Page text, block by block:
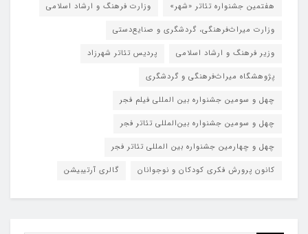
هفتمین جشنواره تئاتر «شهر»
وزارت فرهنگ و ارشاد اسلامی
وزارت میراث‌فرهنگی، گردشگری و صنایع‌دستی
وزیر فرهنگ و ارشاد اسلامی
پردیس تئاتر شهرزاد
پژوهشگاه میراث‌فرهنگی و گردشگری
چهل و سومین جشنواره بین المللی فیلم فجر
چهل و سومین جشنواره بین‌المللی تئاتر فجر
چهل و چهارمین جشنواره بین المللی تئاتر فجر
کانون پرورش فکری کودکان و نوجوانان
گالری آرتیبیشن